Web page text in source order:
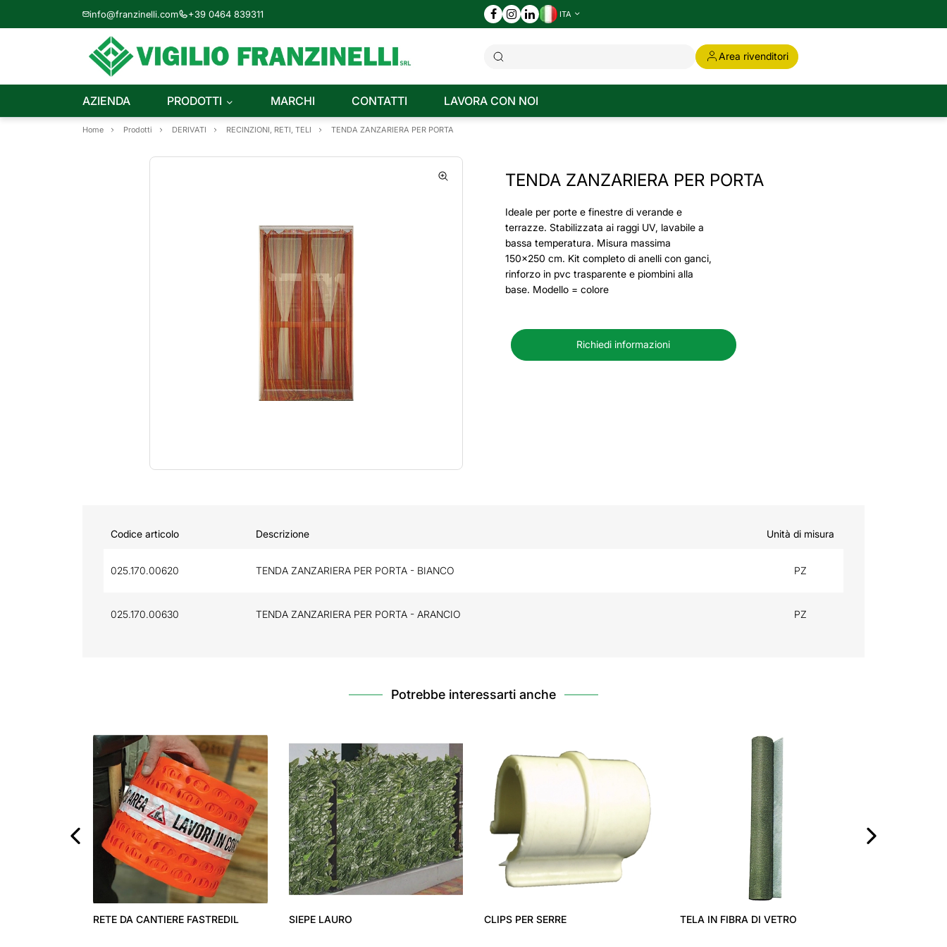
info@franzinelli.com +39 0464 839311 ITA
Area rivenditori
AZIENDA PRODOTTI MARCHI CONTATTI LAVORA CON NOI
Home Prodotti DERIVATI RECINZIONI, RETI, TELI TENDA ZANZARIERA PER PORTA
TENDA ZANZARIERA PER PORTA
Ideale per porte e finestre di verande e
terrazze. Stabilizzata ai raggi UV, lavabile a
bassa temperatura. Misura massima
150x250 cm. Kit completo di anelli con ganci,
rinforzo in pvc trasparente e piombini alla
base. Modello = colore
Richiedi informazioni
Codice articolo Descrizione Unità di misura
025.170.00620 TENDA ZANZARIERA PER PORTA - BIANCO PZ
025.170.00630 TENDA ZANZARIERA PER PORTA - ARANCIO PZ
Potrebbe interessarti anche
RETE DA CANTIERE FASTREDIL SIEPE LAURO CLIPS PER SERRE TELA IN FIBRA DI VETRO